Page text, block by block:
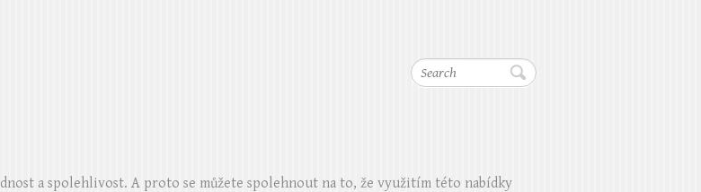
Search
a spolehlivost. A proto se můžete spolehnout na to, že využitím této nabídky